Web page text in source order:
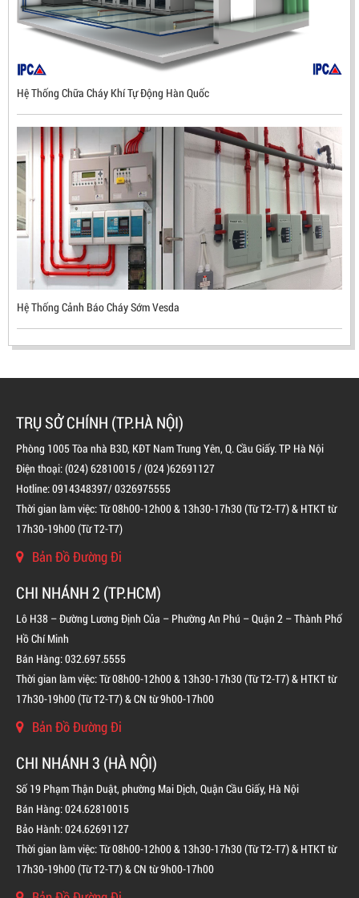
ĐẦU BÁO LỬA CHỐNG NỔ UV/IR- UX300 –
MEKASENTRON KOREA
LIÊN HỆ
Mã sản phẩm: UX300
BÌNH CHỮA CHÁY ĐỘC LẬP KHÍ FM200
LIÊN HỆ
BÌNH CHỮA CHÁY KHÍ FM200 CHO TỦ ĐIỆN
Hệ Thống Chữa Cháy Khí Tự Động Hàn Quốc
Hệ Thống Cảnh Báo Cháy Sớm Vesda
TRỤ SỞ CHÍNH (TP.HÀ NỘI)
Phòng 1005 Tòa nhà B3D, KĐT Nam Trung Yên, Q. Cầu Giấy. TP Hà Nội
Điện thoại: (024) 62810015 / (024 )62691127
Hotline: 0914348397/ 0326975555
Thời gian làm việc: Từ 08h00-12h00 & 13h30-17h30 (Từ T2-T7) & HTKT từ
17h30-19h00 (Từ T2-T7)
Bản Đồ Đường Đi
CHI NHÁNH 2 (TP.HCM)
Lô H38 – Đường Lương Định Của – Phường An Phú – Quận 2 – Thành Phố
Hồ Chí Minh
Bán Hàng: 032.697.5555
Thời gian làm việc: Từ 08h00-12h00 & 13h30-17h30 (Từ T2-T7) & HTKT từ
17h30-19h00 (Từ T2-T7) & CN từ 9h00-17h00
Bản Đồ Đường Đi
CHI NHÁNH 3 (HÀ NỘI)
Số 19 Phạm Thận Duật, phường Mai Dịch, Quận Cầu Giấy, Hà Nội
Bán Hàng: 024.62810015
Bảo Hành: 024.62691127
Thời gian làm việc: Từ 08h00-12h00 & 13h30-17h30 (Từ T2-T7) & HTKT từ
17h30-19h00 (Từ T2-T7) & CN từ 9h00-17h00